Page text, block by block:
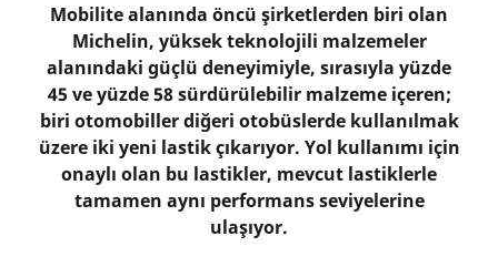
Mobilite alanında öncü şirketlerden biri olan
Michelin, yüksek teknolojili malzemeler
alanındaki güçlü deneyimiyle, sırasıyla yüzde
45 ve yüzde 58 sürdürülebilir malzeme içeren;
biri otomobiller diğeri otobüslerde kullanılmak
üzere iki yeni lastik çıkarıyor. Yol kullanımı için
onaylı olan bu lastikler, mevcut lastiklerle
tamamen aynı performans seviyelerine
ulaşıyor.